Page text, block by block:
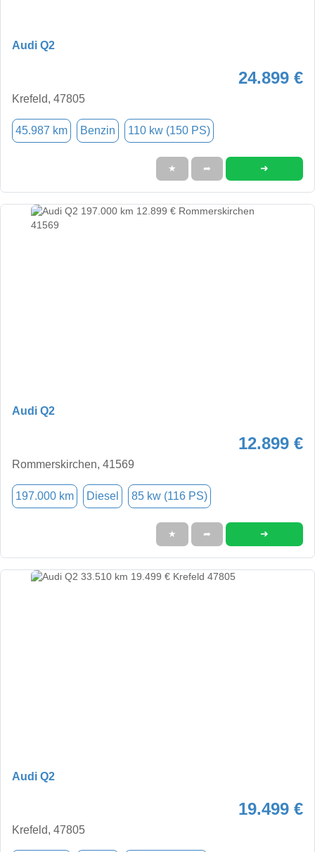
Audi Q2
24.899 €
Krefeld, 47805
45.987 km Benzin 110 kw (150 PS)
★ ➦ ➜
Audi Q2
12.899 €
Rommerskirchen, 41569
197.000 km Diesel 85 kw (116 PS)
★ ➦ ➜
Audi Q2
19.499 €
Krefeld, 47805